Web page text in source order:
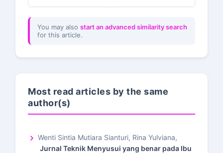
You may also start an advanced similarity search
for this article.
Most read articles by the same
author(s)
Wenti Sintia Mutiara Sianturi, Rina Yulviana,
Jurnal Teknik Menyusui yang benar pada Ibu